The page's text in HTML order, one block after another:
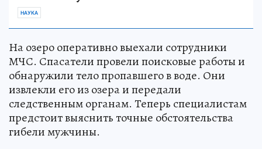
НАУКА
На озеро оперативно выехали сотрудники
МЧС. Спасатели провели поисковые работы и
обнаружили тело пропавшего в воде. Они
извлекли его из озера и передали
следственным органам. Теперь специалистам
предстоит выяснить точные обстоятельства
гибели мужчины.